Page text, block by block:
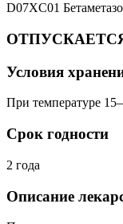
D07XC01
Условия
При температуре
Срок годности
2 года
Описание